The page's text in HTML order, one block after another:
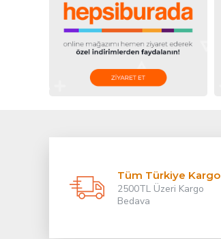
Tüm Türkiye Kargo
2500TL Üzeri Kargo
Bedava